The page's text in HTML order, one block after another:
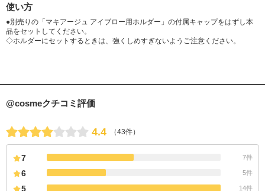
使い方
●別売りの「マキアージュ アイブロー用ホルダー」の付属キャップをはずし本
品をセットしてください。
◇ホルダーにセットするときは、強くしめすぎないようご注意ください。
@cosmeクチコミ評価
4.4 （43件）
7 7件
6 5件
5 14件